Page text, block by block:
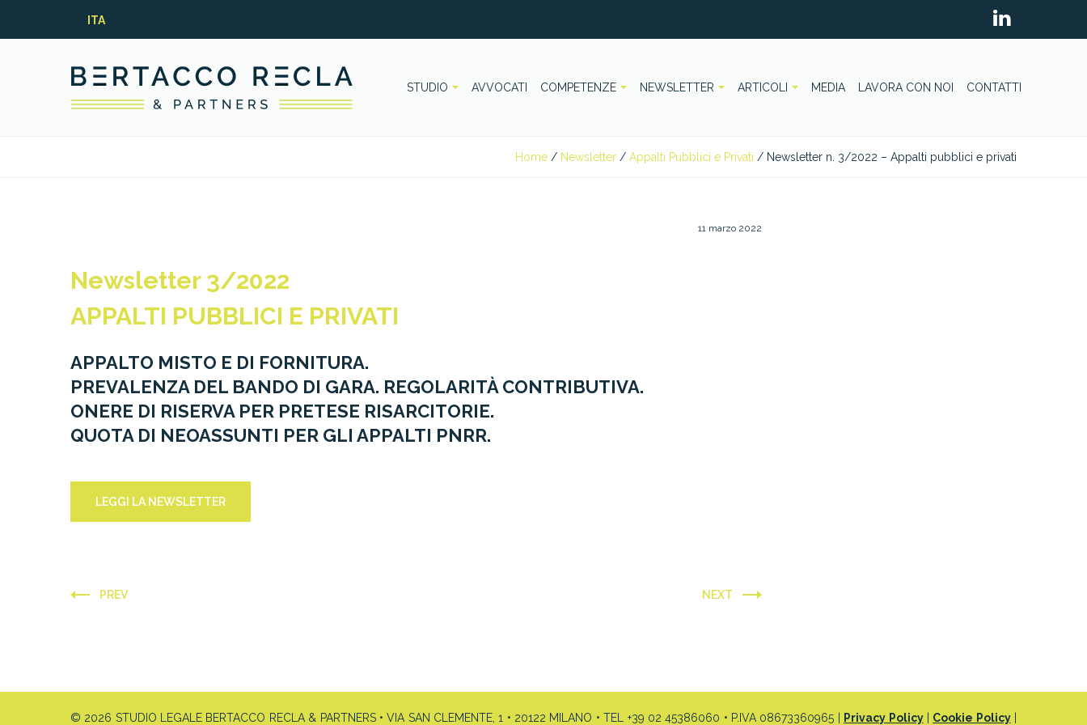
ITA
STUDIO AVVOCATI COMPETENZE NEWSLETTER ARTICOLI MEDIA LAVORA CON NOI CONTATTI
Home / Newsletter / Appalti Pubblici e Privati / Newsletter n. 3/2022 – Appalti pubblici e privati
11 marzo 2022
Newsletter 3/2022
APPALTI PUBBLICI E PRIVATI
APPALTO MISTO E DI FORNITURA.
PREVALENZA DEL BANDO DI GARA. REGOLARITÀ CONTRIBUTIVA.
ONERE DI RISERVA PER PRETESE RISARCITORIE.
QUOTA DI NEOASSUNTI PER GLI APPALTI PNRR.
LEGGI LA NEWSLETTER
PREV NEXT
© 2026 STUDIO LEGALE BERTACCO RECLA & PARTNERS • VIA SAN CLEMENTE, 1 • 20122 MILANO • TEL +39 02 45386060 • P.IVA 08673360965 | Privacy Policy| Cookie Policy|